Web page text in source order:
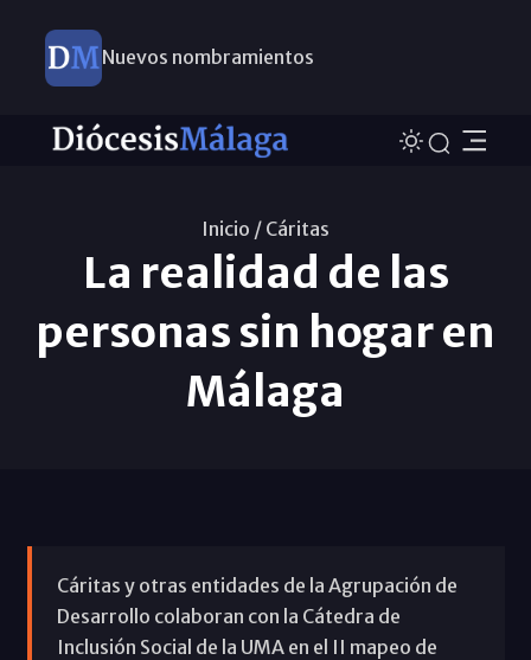
Nuevos nombramientos
Inicio / Cáritas
La realidad de las
personas sin hogar en
Málaga
Cáritas y otras entidades de la Agrupación de
Desarrollo colaboran con la Cátedra de
Inclusión Social de la UMA en el II mapeo de